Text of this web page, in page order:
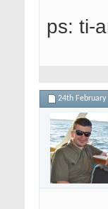
ps: ti-
24th February